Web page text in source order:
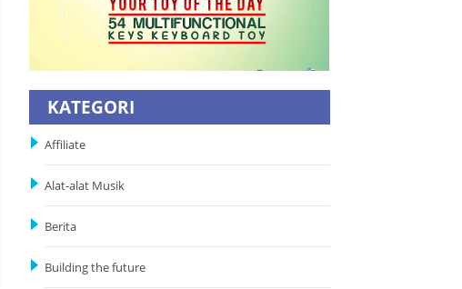
KATEGORI
Affiliate
Alat-alat Musik
Berita
Building the future